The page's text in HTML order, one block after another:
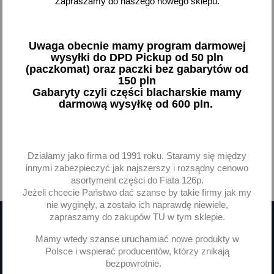
Dywaniki dywanik lewy
Brak na stanie
Powrót do góry
Otrzymuj informację o nowościach
i wyprzedażach
Uwaga obecnie mamy program darmowej
wysyłki do DPD Pickup od 50 pln
(paczkomat) oraz paczki bez gabarytów od
150 pln
Gabaryty czyli części blacharskie mamy
darmową wysyłkę od 600 pln.
Działamy jako firma od 1991 roku. Staramy się między
innymi zabezpieczyć jak najszerszy i rozsądny cenowo
asortyment części do Fiata 126p.
Jeżeli chcecie Państwo dać szanse by takie firmy jak my
nie wyginęły, a zostało ich naprawdę niewiele,
zapraszamy do zakupów TU w tym sklepie.
Mamy wtedy szanse uruchamiać nowe produkty w
Polsce i wspierać producentów, którzy znikają
bezpowrotnie.